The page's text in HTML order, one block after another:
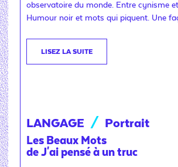
observatoire du monde. Entre cynisme
Humour noir et mots qui piquent. Une
LISEZ LA SUITE
LANGAGE / Portrait
Les Beaux Mots
de J'ai pensé à un truc